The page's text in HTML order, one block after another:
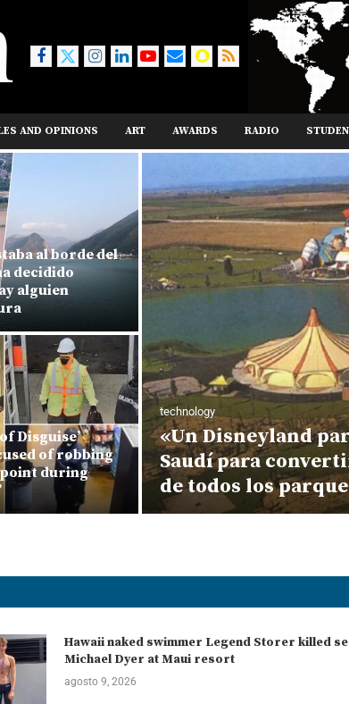
AND OPINIONS ART AWARDS RADIO
al borde del
decidido
alguien
Disguise’
of robbing
during
technology
«Un Disneyland
Saudí para
de todos los
Hawaii naked swimmer Legend Storer killed
Michael Dyer at Maui resort
agosto 9, 2026